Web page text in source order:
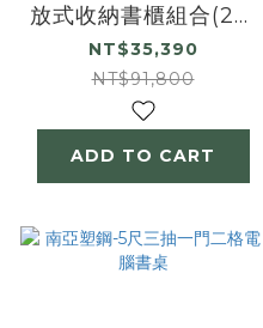
放式收納書櫃組合(2尺
書櫃+1.9尺轉角書櫃
+3尺書櫃)
NT$35,390
NT$91,800
ADD TO CART